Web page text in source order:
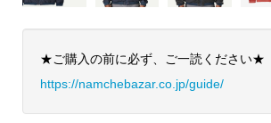
★ご購入の前に必ず、ご一読ください★
https://namchebazar.co.jp/guide/